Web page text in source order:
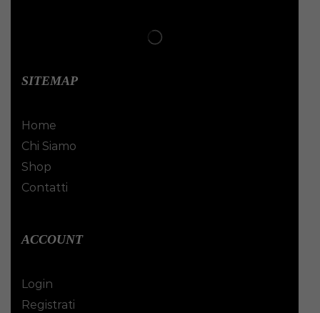
SITEMAP
Home
Chi Siamo
Shop
Contatti
ACCOUNT
Login
Registrati